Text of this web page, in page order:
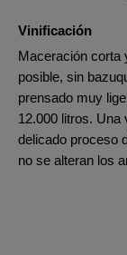
Vinificación
Maceración corta
posible, sin
prensado muy
12.000 litros. Una
delicado proceso
no se alteran los